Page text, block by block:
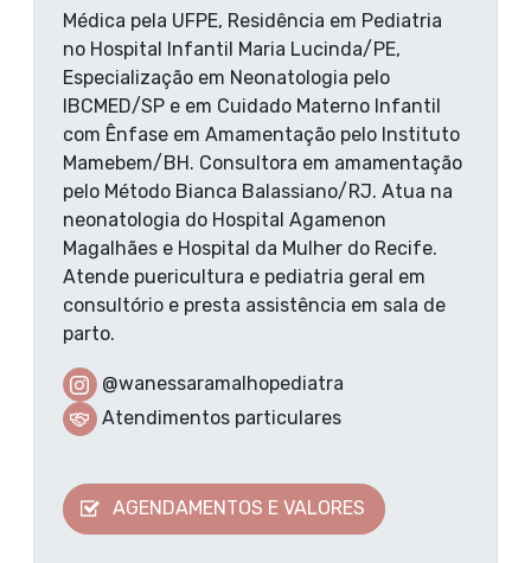
Médica pela UFPE, Residência em Pediatria
no Hospital Infantil Maria Lucinda/PE,
Especialização em Neonatologia pelo
IBCMED/SP e em Cuidado Materno Infantil
com Ênfase em Amamentação pelo Instituto
Mamebem/BH. Consultora em amamentação
pelo Método Bianca Balassiano/RJ. Atua na
neonatologia do Hospital Agamenon
Magalhães e Hospital da Mulher do Recife.
Atende puericultura e pediatria geral em
consultório e presta assistência em sala de
parto.
@wanessaramalhopediatra
Atendimentos particulares
AGENDAMENTOS E VALORES